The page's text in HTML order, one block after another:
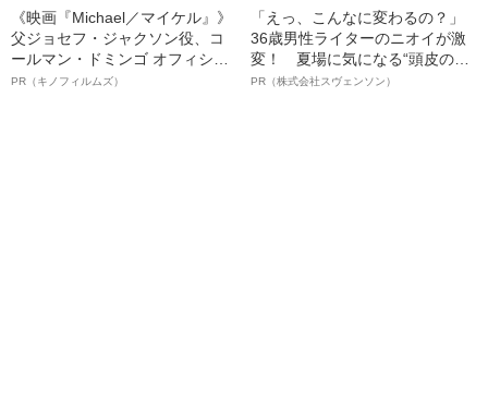
《映画『Michael／マイケル』》
父ジョセフ・ジャクソン役、コ
ールマン・ドミンゴ オフィシャ
ルインタビュー“観客を魅了した
PR（キノフィルムズ）
「えっ、こんなに変わるの？」
36歳男性ライターのニオイが激
変！ 夏場に気になる“頭皮のニ
オイ”や“ベタつき”を解消す
PR（株式会社スヴェンソン）